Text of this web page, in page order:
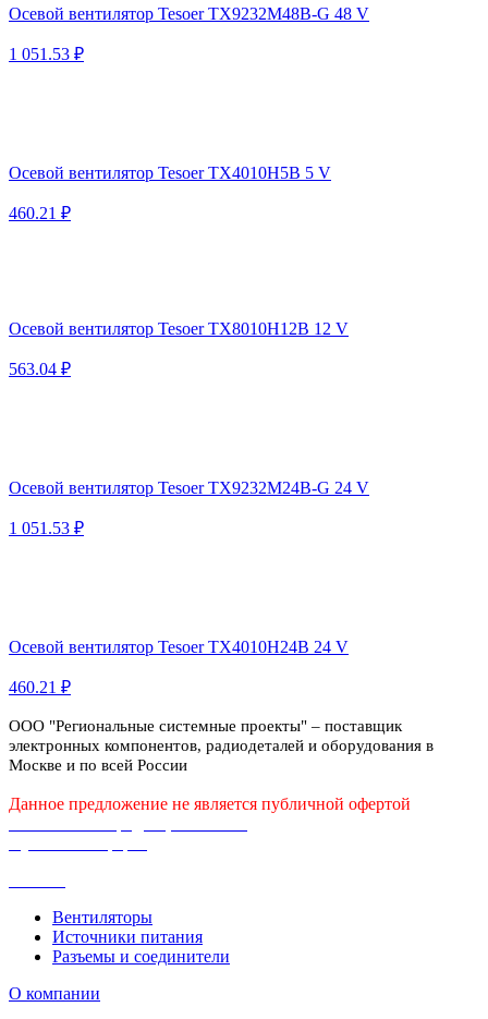
Осевой вентилятор Tesoer TX9232M48B-G 48 V
1 051.53 ₽
Осевой вентилятор Tesoer TX4010H5B 5 V
460.21 ₽
Осевой вентилятор Tesoer TX8010H12B 12 V
563.04 ₽
Осевой вентилятор Tesoer TX9232M24B-G 24 V
1 051.53 ₽
Осевой вентилятор Tesoer TX4010H24B 24 V
460.21 ₽
ООО "Региональные системные проекты" – поставщик
электронных компонентов, радиодеталей и оборудования в
Москве и по всей России
Данное предложение не является публичной офертой
Вентиляторы
Источники питания
Разъемы и соединители
О компании